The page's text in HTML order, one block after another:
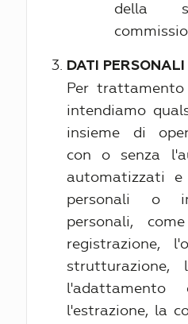
della
DATI PERSONALI
Per
intendiamo
insieme di
con o senza
automatizzati
personali o
personali,
registrazione,
strutturazione,
l'estrazione, la